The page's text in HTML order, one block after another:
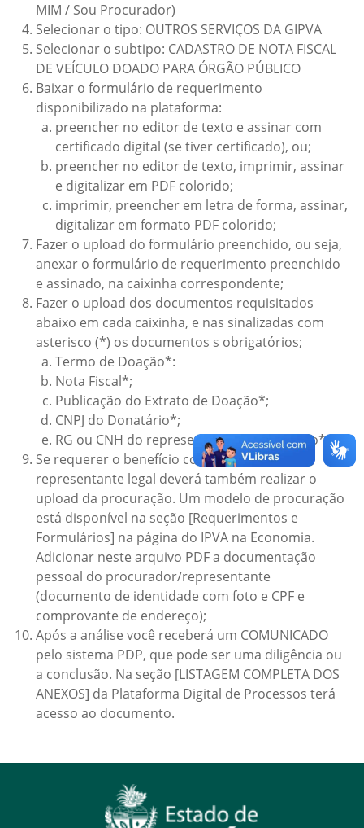
MIM / Sou Procurador)
Selecionar o tipo: OUTROS SERVIÇOS DA GIPVA
Selecionar o subtipo: CADASTRO DE NOTA FISCAL
DE VEÍCULO DOADO PARA ÓRGÃO PÚBLICO
Baixar o formulário de requerimento
disponibilizado na plataforma:
preencher no editor de texto e assinar com
certificado digital (se tiver certificado), ou;
preencher no editor de texto, imprimir, assinar
e digitalizar em PDF colorido;
imprimir, preencher em letra de forma, assinar,
digitalizar em formato PDF colorido;
Fazer o upload do formulário preenchido, ou seja,
anexar o formulário de requerimento preenchido
e assinado, na caixinha correspondente;
Fazer o upload dos documentos requisitados
abaixo em cada caixinha, e nas sinalizadas com
asterisco (*) os documentos s obrigatórios;
Termo de Doação*:
Nota Fiscal*;
Publicação do Extrato de Doação*;
CNPJ do Donatário*;
RG ou CNH do representante do donatário*;
Se requerer o benefício como procurador ou
representante legal deverá também realizar o
upload da procuração. Um modelo de procuração
está disponível na seção [Requerimentos e
Formulários] na página do IPVA na Economia.
Adicionar neste arquivo PDF a documentação
pessoal do procurador/representante
(documento de identidade com foto e CPF e
comprovante de endereço);
Após a análise você receberá um COMUNICADO
pelo sistema PDP, que pode ser uma diligência ou
a conclusão. Na seção [LISTAGEM COMPLETA DOS
ANEXOS] da Plataforma Digital de Processos terá
acesso ao documento.